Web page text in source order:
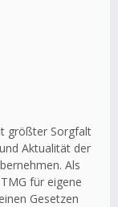
größter Sorgfalt
Aktualität der
Als
für eigene
Gesetzen